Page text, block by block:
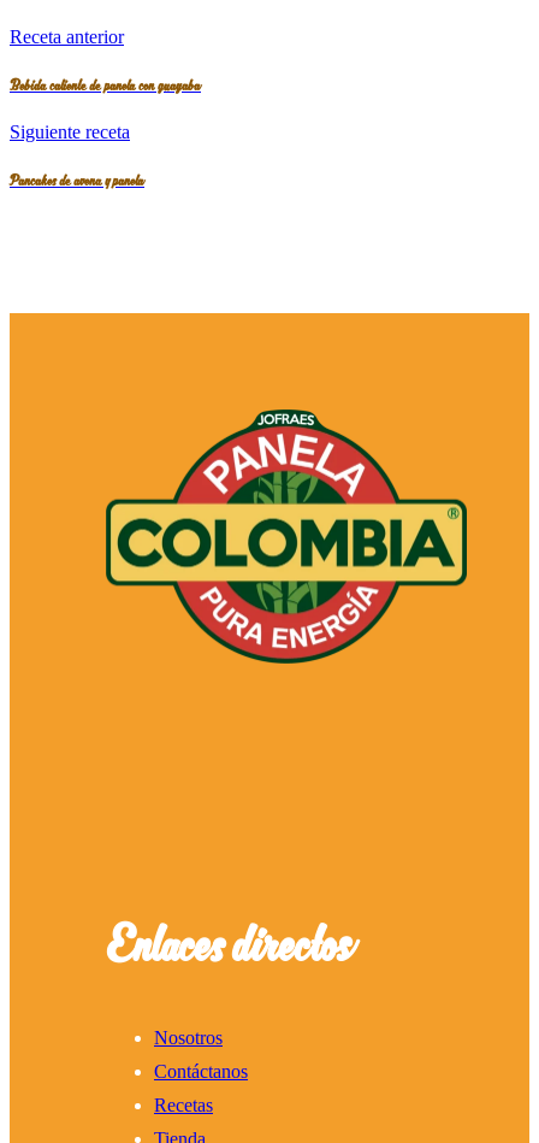
Receta anterior
Bebida caliente de panela con guayaba
Siguiente receta
Pancakes de avena y panela
Enlaces directos
Nosotros
Contáctanos
Recetas